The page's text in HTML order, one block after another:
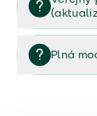
Veřejný
Plná